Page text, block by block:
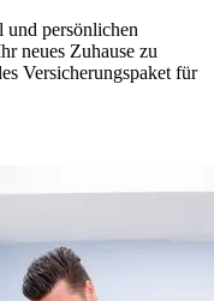
persönlichen
neues Zuhause zu
Versicherungspaket für